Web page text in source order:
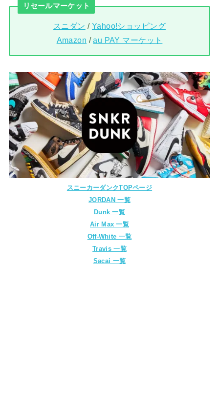
リセールマーケット
スニダン / Yahoo!ショッピング
Amazon /au PAY マーケット
スニーカーダンクTOPページ
JORDAN 一覧
Dunk 一覧
Air Max 一覧
Off-White 一覧
Travis 一覧
Sacai 一覧